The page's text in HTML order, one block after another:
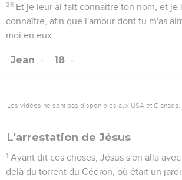
26 Et je leur ai fait connaître ton nom, et je
connaître, afin que l'amour dont tu m'as
moi en eux.
Jean 18
Les vidéos ne sont pas disponibles aux USA et C anada.
L'arrestation de Jésus
1 Ayant dit ces choses, Jésus s'en alla
delà du torrent du Cédron, où était un